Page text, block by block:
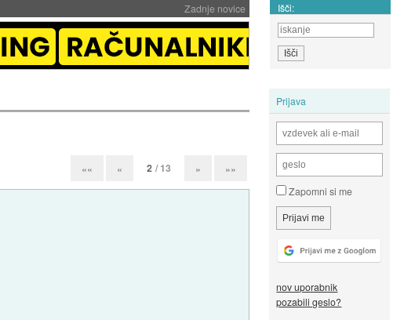
Zadnje novice Išči:
Prijava
Zapomni si me
nov uporabnik
pozabili geslo?
«« « 2 / 13 » »»